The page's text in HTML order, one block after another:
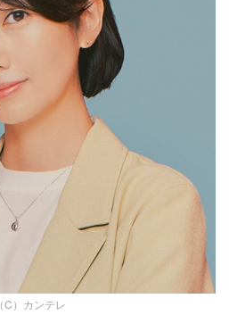
（C）カンテレ